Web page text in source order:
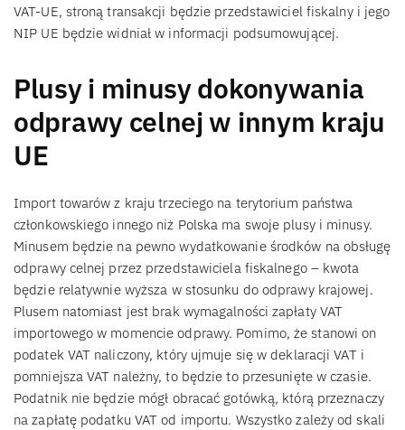
VAT-UE, stroną transakcji będzie przedstawiciel fiskalny i jego
NIP UE będzie widniał w informacji podsumowującej.
Plusy i minusy dokonywania
odprawy celnej w innym kraju
UE
Import towarów z kraju trzeciego na terytorium państwa
członkowskiego innego niż Polska ma swoje plusy i minusy.
Minusem będzie na pewno wydatkowanie środków na obsługę
odprawy celnej przez przedstawiciela fiskalnego – kwota
będzie relatywnie wyższa w stosunku do odprawy krajowej.
Plusem natomiast jest brak wymagalności zapłaty VAT
importowego w momencie odprawy. Pomimo, że stanowi on
podatek VAT naliczony, który ujmuje się w deklaracji VAT i
pomniejsza VAT należny, to będzie to przesunięte w czasie.
Podatnik nie będzie mógł obracać gotówką, którą przeznaczy
na zapłatę podatku VAT od importu. Wszystko zależy od skali